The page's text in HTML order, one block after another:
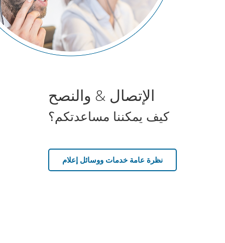
الإتصال & والنصح
كيف يمكننا مساعدتكم؟
نظرة عامة خدمات ووسائل إعلام